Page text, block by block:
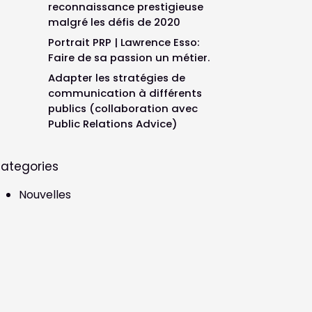
reconnaissance prestigieuse
malgré les défis de 2020
Portrait PRP | Lawrence Esso:
Faire de sa passion un métier.
Adapter les stratégies de
communication à différents
publics (collaboration avec
Public Relations Advice)
Nouvelles